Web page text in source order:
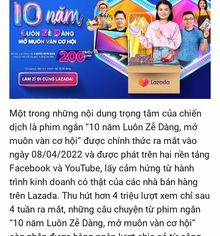
Một trong những nội dung trọng tâm của chiến
dịch là phim ngắn “10 năm Luôn Zễ Dàng, mở
muôn vàn cơ hội” được chính thức ra mắt vào
ngày 08/04/2022 và được phát trên hai nền tảng
Facebook và YouTube, lấy cảm hứng từ hành
trình kinh doanh có thật của các nhà bán hàng
trên Lazada. Thu hút hơn 4 triệu lượt xem chỉ sau
4 tuần ra mắt, những câu chuyện từ phim ngắn
“10 năm Luôn Zễ Dàng, mở muôn vàn cơ hội”